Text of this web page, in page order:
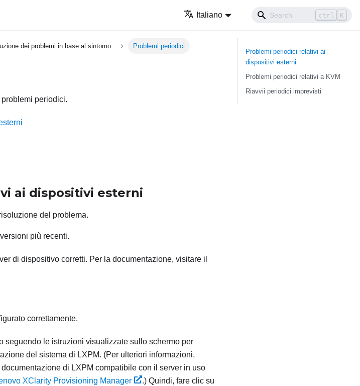
Italiano ctrl K
dei problemi in base al sintomo Problemi periodici
periodici.
ai dispositivi esterni
del problema.
più recenti.
di dispositivo corretti. Per la documentazione, visitare il
correttamente.
seguendo le istruzioni visualizzate sullo schermo per
del sistema di LXPM. (Per ulteriori informazioni,
di LXPM compatibile con il server in uso
XClarity Provisioning Manager .)Quindi, fare clic su
Problemi periodici relativi ai
dispositivi esterni
Problemi periodici relativi a KVM
Riavvii periodici imprevisti